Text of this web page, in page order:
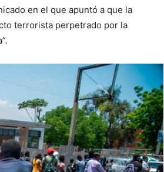
en el que apuntó a que la
terrorista perpetrado por la